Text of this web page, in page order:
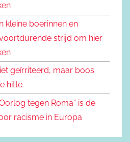
kleine boerinnen en
strijd om hier
geïrriteerd, maar boos
hitte
tegen Roma” is de
racisme in Europa